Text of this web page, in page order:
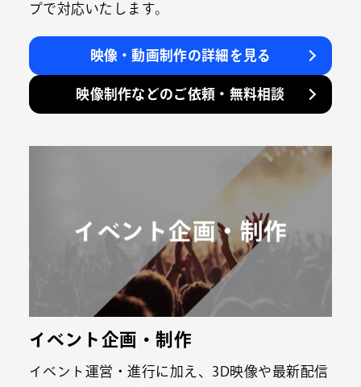
プで対応いたします。
映像・動画制作の詳細を見る
映像制作などのご依頼・無料相談
イベント企画・制作
イベント運営・進行に加え、3D映像や最新配信
イベント企画・制作